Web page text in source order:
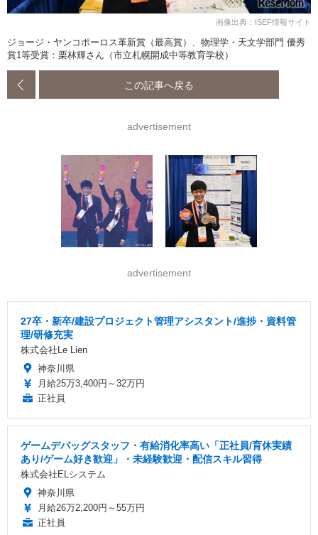
画像出典：ISEF情報サイト
ジョージ・ヤンコポーロス革新賞（最高賞）、物理学・天文学部門 優秀
賞1等受賞：栗林輝さん（市立札幌開成中等教育学校）
この記事へ戻る
advertisement
advertisement
27卒・新卒/建設プロジェクト管理アシスタント/進捗・資料管
理/研修充実
株式会社Le Lien
神奈川県
月給25万3,400円～32万円
正社員
ゲームデバッグスタッフ・有給消化率高い「正社員/育休実績
あり/ゲーム好き歓迎」・未経験歓迎・配信スキル習得
株式会社ELシステム
神奈川県
月給26万2,200円～55万円
正社員